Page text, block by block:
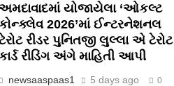
યોજાયેલા ‘ઓકલ્ટ
2026’માં ઈન્ટરનેશનલ
રીડર પુનિતજી લુલ્લા એ ટેરોટ
રીડિંગ અંગે માહિતી આપી
newsaaspaas1 5 days ago 0